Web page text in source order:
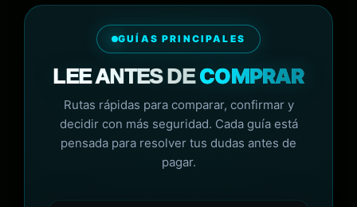
GUÍAS PRINCIPALES
LEE ANTES DECOMPRAR
Rutas rápidas para comparar, confirmar y
decidir con más seguridad. Cada guía está
pensada para resolver tus dudas antes de
pagar.